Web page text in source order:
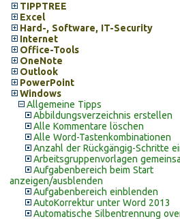
TIPPTREE
Excel
Hard-, Software, IT-Security
Internet
Office-Tools
OneNote
Outlook
PowerPoint
Windows
Allgemeine Tipps
Abbildungsverzeichnis erstellen
Alle Kommentare löschen
Alle Word-Tastenkombinationen
Anzahl der Rückgängig-Schritte
Arbeitsgruppenvorlagen
Aufgabenbereich beim Start
anzeigen/ausblenden
Aufgabenbereich einblenden
AutoKorrektur unter Word 2013
Automatische Silbentrennung